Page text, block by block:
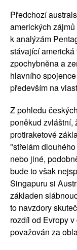
Předchozí
amerických
k analýzám
stávající
zpochybněna a
hlavního
především na
Z pohledu
poněkud zvláštní,
protiraketové
"střelám
nebo jiné,
bude to však
Singapuru si
základen
to navzdory
rozdíl od Evropy
považován za